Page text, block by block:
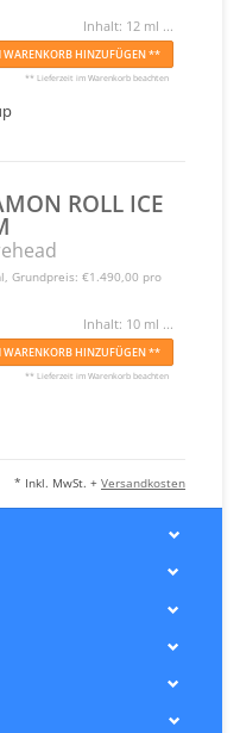
Inhalt: 12 ml ...
WARENKORB HINZUFÜGEN **
** Lieferzeit im Warenkorb beachten
ROLL ICE
Grundpreis: €1.490,00 pro
Inhalt: 10 ml ...
WARENKORB HINZUFÜGEN **
** Lieferzeit im Warenkorb beachten
* Inkl. MwSt. + Versandkosten